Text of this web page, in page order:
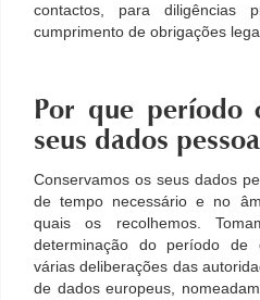
contactos, para diligências
cumprimento de obrigações
Por que período
seus dados
Conservamos os seus dados
de tempo necessário e no
quais os recolhemos.
determinação do período de
várias deliberações das
de dados europeus,